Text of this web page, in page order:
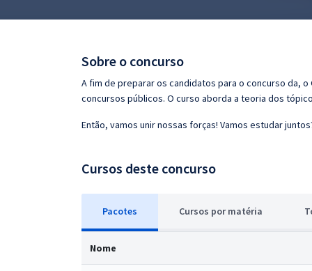
Conteúdo gratuito
Sobre o concurso
A fim de preparar os candidatos para o concurso da,
concursos públicos. O curso aborda a teoria dos
Então, vamos unir nossas forças! Vamos estudar
Cursos deste concurso
Pacotes Cursos por matéria
Nome